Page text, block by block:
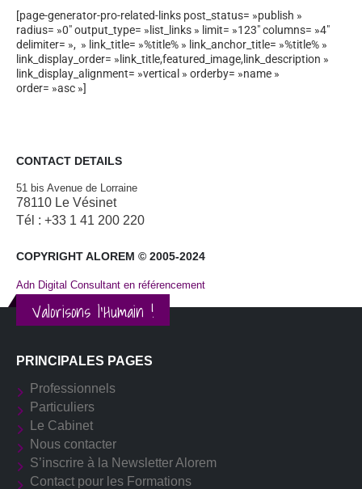
[page-generator-pro-related-links post_status= »publish »
radius= »0″ output_type= »list_links » limit= »123″ columns= »4″
delimiter= », » link_title= »%title% » link_anchor_title= »%title% »
link_display_order= »link_title,featured_image,link_description »
link_display_alignment= »vertical » orderby= »name »
order= »asc »]
CONTACT DETAILS
51 bis Avenue de Lorraine
78110 Le Vésinet
Tél : +33 1 41 200 220
COPYRIGHT ALOREM © 2005-2024
Adn Digital Consultant en référencement
Valorisons l'Humain !
PRINCIPALES PAGES
Professionnels
Particuliers
Le Cabinet
Nous contacter
S’inscrire à la Newsletter Alorem
Contact pour les Formations